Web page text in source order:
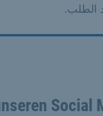
الطلب.
Social